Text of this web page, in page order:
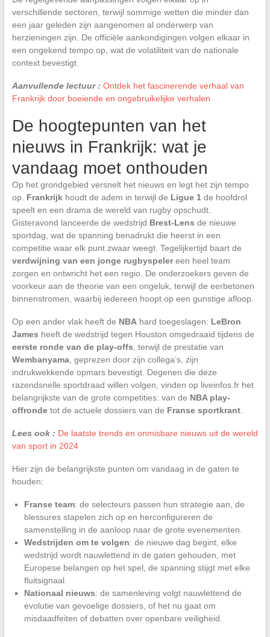
verschillende sectoren, terwijl sommige wetten die minder dan
een jaar geleden zijn aangenomen al onderwerp van
herzieningen zijn. De officiële aankondigingen volgen elkaar in
een ongekend tempo op, wat de volatiliteit van de nationale
context bevestigt.
Aanvullende lectuur : Ontdek het fascinerende verhaal van
Frankrijk door boeiende en ongebruikelijke verhalen
De hoogtepunten van het
nieuws in Frankrijk: wat je
vandaag moet onthouden
Op het grondgebied versnelt het nieuws en legt het zijn tempo
op. Frankrijkhoudt de adem in terwijl de Ligue 1 de hoofdrol
speelt en een drama de wereld van rugby opschudt.
Gisteravond lanceerde de wedstrijd Brest-Lens de nieuwe
sportdag, wat de spanning benadrukt die heerst in een
competitie waar elk punt zwaar weegt. Tegelijkertijd baart de
verdwijning van een jonge rugbyspelereen heel team
zorgen en ontwricht het een regio. De onderzoekers geven de
voorkeur aan de theorie van een ongeluk, terwijl de eerbetonen
binnenstromen, waarbij iedereen hoopt op een gunstige afloop.
Op een ander vlak heeft de NBAhard toegeslagen: LeBron
James heeft de wedstrijd tegen Houston omgedraaid tijdens de
eerste ronde van de play-offs , terwijl de prestatie van
Wembanyama, geprezen door zijn collega’s, zijn
indrukwekkende opmars bevestigt. Degenen die deze
razendsnelle sportdraad willen volgen, vinden op liveinfos.fr het
belangrijkste van de grote competities: van de NBA play-
offrondetot de actuele dossiers van de Franse sportkrant.
Lees ook : De laatste trends en onmisbare nieuws uit de wereld
van sport in 2024
Hier zijn de belangrijkste punten om vandaag in de gaten te
houden:
Franse team: de selecteurs passen hun strategie aan, de
blessures stapelen zich op en herconfigureren de
samenstelling in de aanloop naar de grote evenementen.
Wedstrijden om te volgen: de nieuwe dag begint, elke
wedstrijd wordt nauwlettend in de gaten gehouden, met
Europese belangen op het spel, de spanning stijgt met elke
fluitsignaal.
Nationaal nieuws: de samenleving volgt nauwlettend de
evolutie van gevoelige dossiers, of het nu gaat om
misdaadfeiten of debatten over openbare veiligheid.